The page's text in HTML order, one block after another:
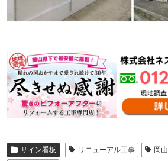
サイン看板 リニューアル工事 岡山